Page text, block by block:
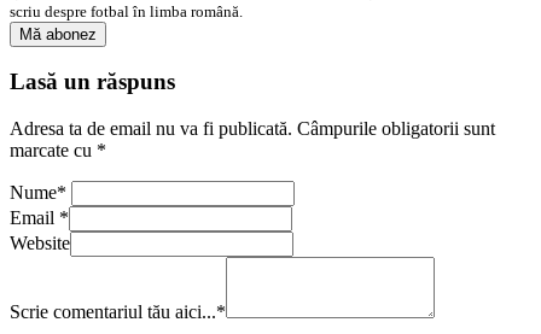
scriu despre fotbal în limba română.
Lasă un răspuns
Adresa ta de email nu va fi publicată. Câmpurile obligatorii sunt
marcate cu *
Nume*
Email *
Website
Scrie comentariul tău aici...*